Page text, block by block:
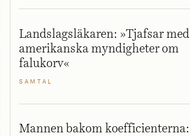
Landslagsläkaren: »Tjafsar med
amerikanska myndigheter om
falukorv«
SAMTAL
Mannen bakom koefficienterna: